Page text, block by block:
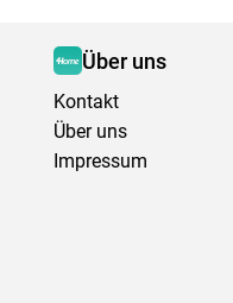
Über uns
Kontakt
Über uns
Impressum